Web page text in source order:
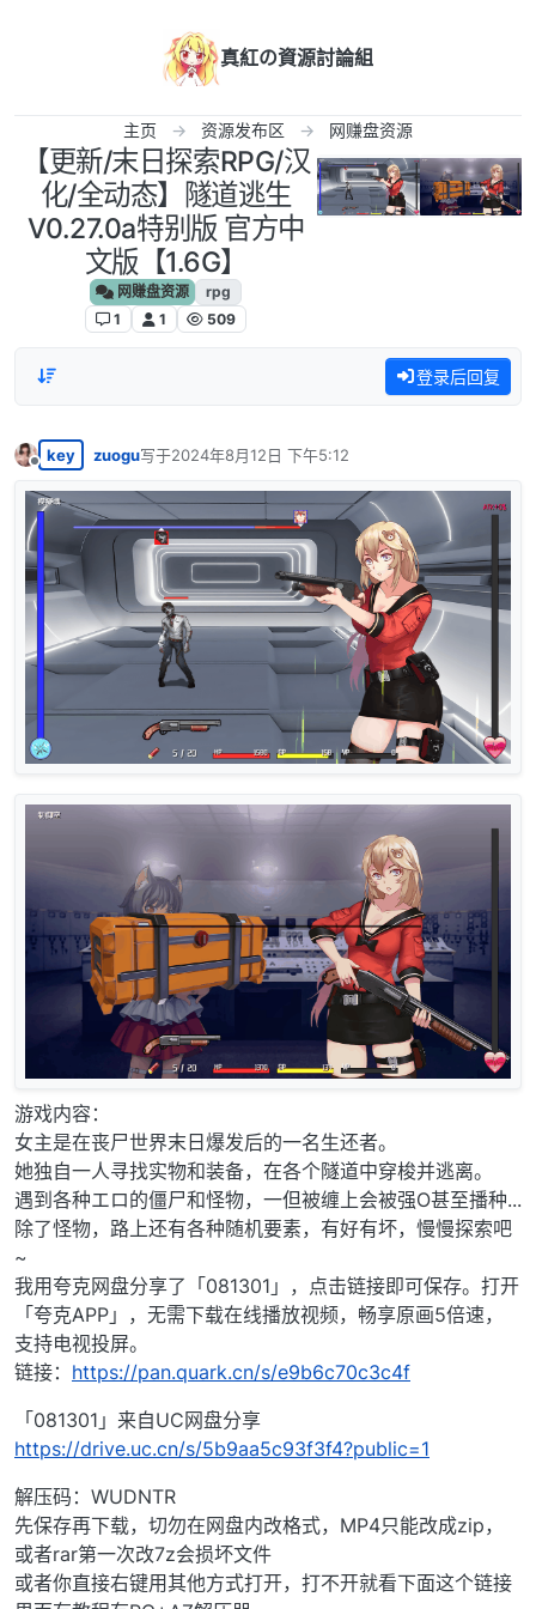
真紅の資源討論組
主页 资源发布区 网赚盘资源
【更新/末日探索RPG/汉
化/全动态】隧道逃生
V0.27.0a特别版 官方中
文版【1.6G】
网赚盘资源
rpg
1
1 509
登录后回复
离线
key zuogu写于2024年8月12日 下午5:12
最后由 编辑
游戏内容：
女主是在丧尸世界末日爆发后的一名生还者。
她独自一人寻找实物和装备，在各个隧道中穿梭并逃离。
遇到各种エロ的僵尸和怪物，一但被缠上会被强O甚至播种...
除了怪物，路上还有各种随机要素，有好有坏，慢慢探索吧
~
我用夸克网盘分享了「081301」，点击链接即可保存。打开
「夸克APP」，无需下载在线播放视频，畅享原画5倍速，
支持电视投屏。
链接： https://pan.quark.cn/s/e9b6c70c3c4f
「081301」来自UC网盘分享
https://drive.uc.cn/s/5b9aa5c93f3f4?public=1
解压码：WUDNTR
先保存再下载，切勿在网盘内改格式，MP4只能改成zip，
或者rar第一次改7z会损坏文件
或者你直接右键用其他方式打开，打不开就看下面这个链接